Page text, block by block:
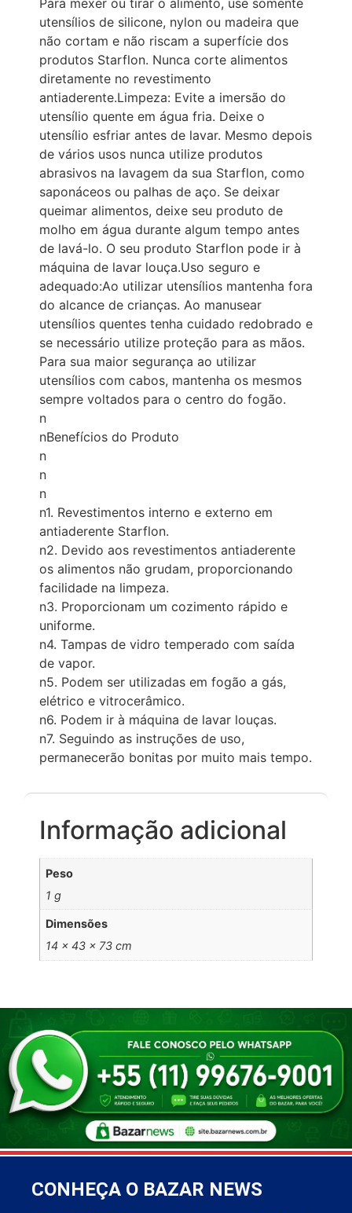
Para mexer ou tirar o alimento, use somente
utensílios de silicone, nylon ou madeira que
não cortam e não riscam a superfície dos
produtos Starflon. Nunca corte alimentos
diretamente no revestimento
antiaderente.Limpeza: Evite a imersão do
utensílio quente em água fria. Deixe o
utensílio esfriar antes de lavar. Mesmo depois
de vários usos nunca utilize produtos
abrasivos na lavagem da sua Starflon, como
saponáceos ou palhas de aço. Se deixar
queimar alimentos, deixe seu produto de
molho em água durante algum tempo antes
de lavá-lo. O seu produto Starflon pode ir à
máquina de lavar louça.Uso seguro e
adequado:Ao utilizar utensílios mantenha fora
do alcance de crianças. Ao manusear
utensílios quentes tenha cuidado redobrado e
se necessário utilize proteção para as mãos.
Para sua maior segurança ao utilizar
utensílios com cabos, mantenha os mesmos
sempre voltados para o centro do fogão.
n
nBenefícios do Produto
n
n
n
n1. Revestimentos interno e externo em
antiaderente Starflon.
n2. Devido aos revestimentos antiaderente
os alimentos não grudam, proporcionando
facilidade na limpeza.
n3. Proporcionam um cozimento rápido e
uniforme.
n4. Tampas de vidro temperado com saída
de vapor.
n5. Podem ser utilizadas em fogão a gás,
elétrico e vitrocerâmico.
n6. Podem ir à máquina de lavar louças.
n7. Seguindo as instruções de uso,
permanecerão bonitas por muito mais tempo.
Informação adicional
Peso
1 g
Dimensões
14 × 43 × 73 cm
CONHEÇA O BAZAR NEWS